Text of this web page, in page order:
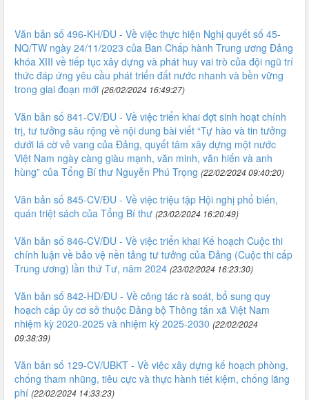
Văn bản số 496-KH/ĐU - Về việc thực hiện Nghị quyết số 45-
NQ/TW ngày 24/11/2023 của Ban Chấp hành Trung ương Đảng
khóa XIII về tiếp tục xây dựng và phát huy vai trò của đội ngũ trí
thức đáp ứng yêu cầu phát triển đất nước nhanh và bền vững
trong giai đoạn mới (26/02/2024 16:49:27)
Văn bản số 841-CV/ĐU - Về việc triển khai đợt sinh hoạt chính
trị, tư tưởng sâu rộng về nội dung bài viết “Tự hào và tin tưởng
dưới lá cờ vẻ vang của Đảng, quyết tâm xây dựng một nước
Việt Nam ngày càng giàu mạnh, văn minh, văn hiến và anh
hùng” của Tổng Bí thư Nguyễn Phú Trọng (22/02/2024 09:40:20)
Văn bản số 845-CV/ĐU - Về việc triệu tập Hội nghị phổ biến,
quán triệt sách của Tổng Bí thư (23/02/2024 16:20:49)
Văn bản số 846-CV/ĐU - Về việc triển khai Kế hoạch Cuộc thi
chính luận về bảo vệ nền tảng tư tưởng của Đảng (Cuộc thi cấp
Trung ương) lần thứ Tư, năm 2024 (23/02/2024 16:23:30)
Văn bản số 842-HD/ĐU - Về công tác rà soát, bổ sung quy
hoạch cấp ủy cơ sở thuộc Đảng bộ Thông tấn xã Việt Nam
nhiệm kỳ 2020-2025 và nhiệm kỳ 2025-2030 (22/02/2024
09:38:39)
Văn bản số 129-CV/UBKT - Về việc xây dựng kế hoạch phòng,
chống tham nhũng, tiêu cực và thực hành tiết kiệm, chống lãng
phí (22/02/2024 14:33:23)